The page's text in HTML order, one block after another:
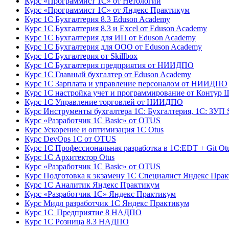
Курс «Программист 1С» от Яндекс Практикум
Курс 1С Бухгалтерия 8.3 Eduson Academy
Курс 1С Бухгалтерия 8.3 и Excel от Eduson Academy
Курс 1С Бухгалтерия для ИП от Eduson Academy
Курс 1С Бухгалтерия для ООО от Eduson Academy
Курс 1С Бухгалтерия от Skillbox
Курс 1С Бухгалтерия предприятия от НИИДПО
Курс 1С Главный бухгалтер от Eduson Academy
Курс 1С Зарплата и управление персоналом от НИИДПО
Курс 1С настройка учет и программирование от Контур
Курс 1С Управление торговлей от НИИДПО
Курс Инструменты бухгалтера 1С: Бухгалтерия, 1С: ЗУП
Курс «Разработчик 1С Basic» от OTUS
Курс Ускорение и оптимизация 1С Otus
Курс DevOps 1С от OTUS
Курс 1С Профессиональная разработка в 1С:EDT + Git
Курс 1С Архитектор Otus
Курс «Разработчик 1С Basic» от OTUS
Курс Подготовка к экзамену 1С Специалист Яндекс
Курс 1С Аналитик Яндекс Практикум
Курс «Разработчик 1С» Яндекс Практикум
Курс Мидл разработчик 1С Яндекс Практикум
Курс 1С Предприятие 8 НАДПО
Курс 1С Розница 8.3 НАДПО